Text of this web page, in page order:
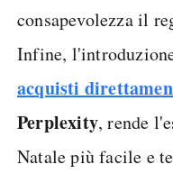
consapevolezza il
Infine,
acquisti
Perplexity, rende
Natale più facile e